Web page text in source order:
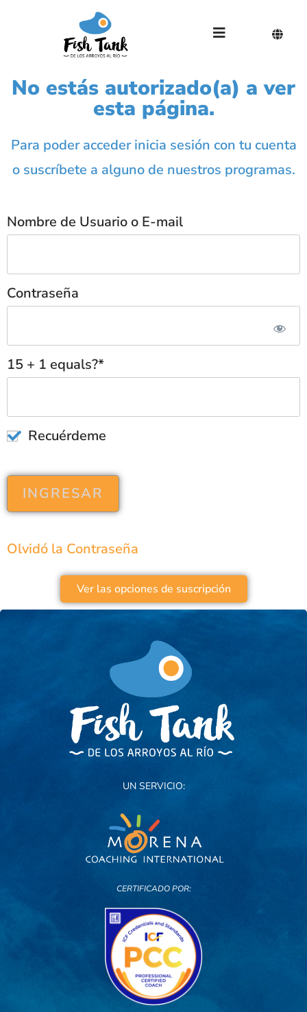
No estás autorizado(a) a ver
esta página.
Para poder acceder inicia sesión con tu cuenta
o suscríbete a alguno de nuestros programas.
Nombre de Usuario o E-mail
Contraseña
15 + 1 equals?*
Recuérdeme
Olvidó la Contraseña
Ver las opciones de suscripción
UN SERVICIO:
CERTIFICADO POR: